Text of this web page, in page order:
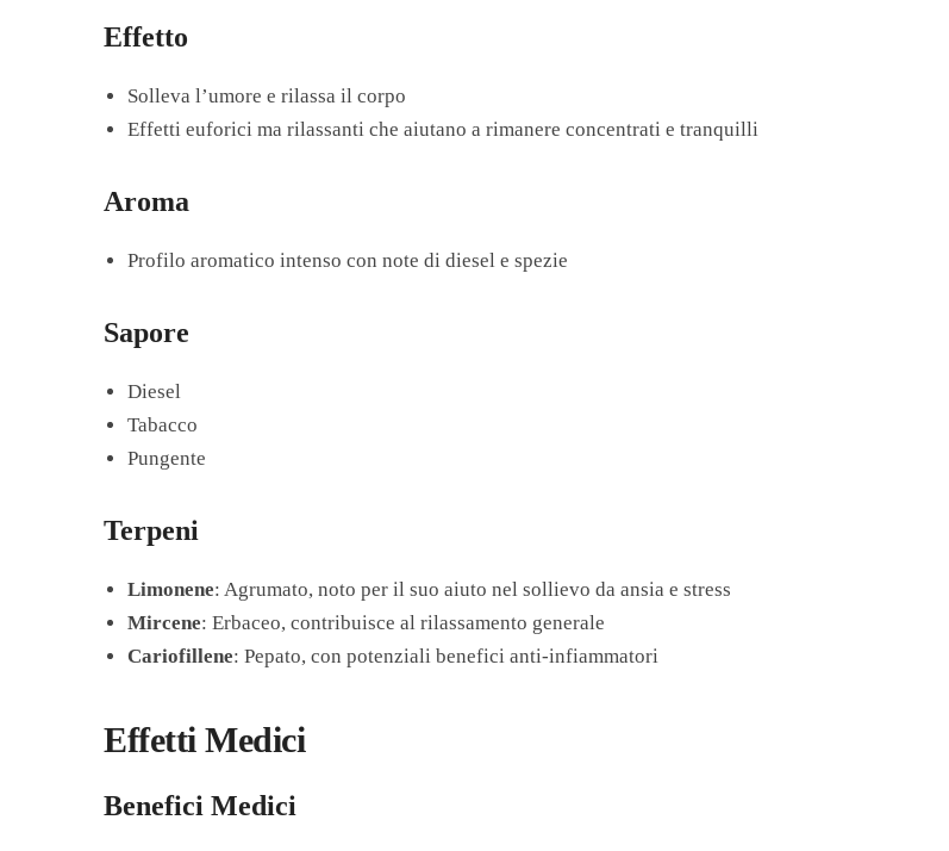
Effetto
Solleva l’umore e rilassa il corpo
Effetti euforici ma rilassanti che aiutano a rimanere concentrati e tranquilli
Aroma
Profilo aromatico intenso con note di diesel e spezie
Sapore
Diesel
Tabacco
Pungente
Terpeni
Limonene: Agrumato, noto per il suo aiuto nel sollievo da ansia e stress
Mircene: Erbaceo, contribuisce al rilassamento generale
Cariofillene: Pepato, con potenziali benefici anti-infiammatori
Effetti Medici
Benefici Medici